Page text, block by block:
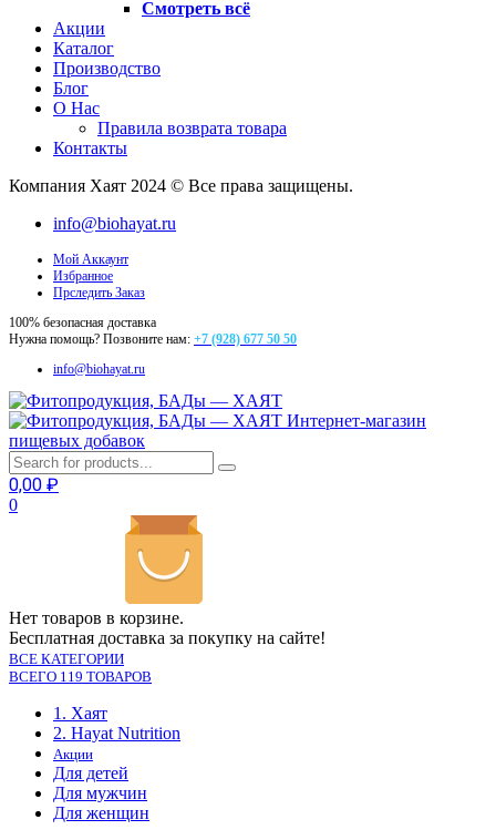
Смотреть всё
Акции
Каталог
Производство
Блог
О Нас
Правила возврата товара
Контакты
Компания Хаят 2024 © Все права защищены.
info@biohayat.ru
Мой Аккаунт
Избранное
Прследить Заказ
100% безопасная доставка
Нужна помощь? Позвоните нам: +7 (928) 677 50 50
info@biohayat.ru
Интернет-магазин
пищевых добавок
0,00 ₽
0
Нет товаров в корзине.
Бесплатная доставка за покупку на сайте!
ВСЕ КАТЕГОРИИ
ВСЕГО 119 ТОВАРОВ
1. Хаят
2. Hayat Nutrition
Акции
Для детей
Для мужчин
Для женщин